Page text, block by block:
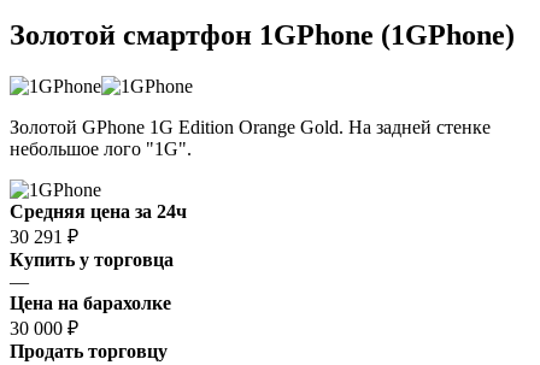
Золотой смартфон 1GPhone (1GPhone)
Золотой GPhone 1G Edition Orange Gold. На задней стенке
небольшое лого "1G".
Средняя цена за 24ч
30 291 ₽
Купить у торговца
—
Цена на барахолке
30 000 ₽
Продать торговцу